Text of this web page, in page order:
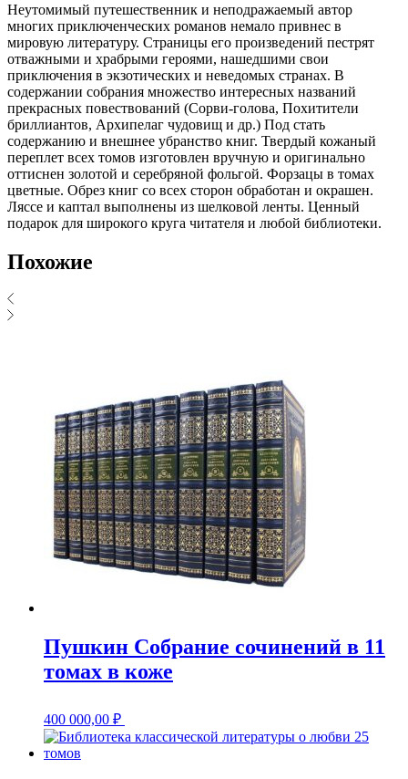
Неутомимый путешественник и неподражаемый автор
многих приключенческих романов немало привнес в
мировую литературу. Страницы его произведений пестрят
отважными и храбрыми героями, нашедшими свои
приключения в экзотических и неведомых странах. В
содержании собрания множество интересных названий
прекрасных повествований (Сорви-голова, Похитители
бриллиантов, Архипелаг чудовищ и др.) Под стать
содержанию и внешнее убранство книг. Твердый кожаный
переплет всех томов изготовлен вручную и оригинально
оттиснен золотой и серебряной фольгой. Форзацы в томах
цветные. Обрез книг со всех сторон обработан и окрашен.
Ляссе и каптал выполнены из шелковой ленты. Ценный
подарок для широкого круга читателя и любой библиотеки.
Похожие
Пушкин Собрание сочинений в 11
томах в коже
400 000,00 ₽